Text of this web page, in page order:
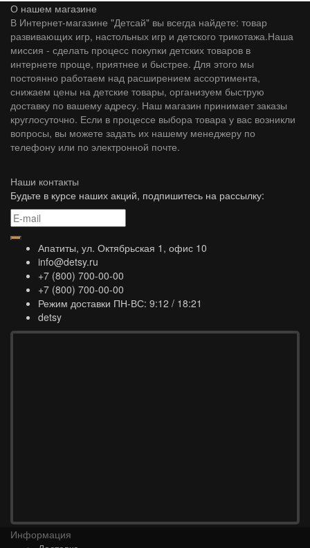
О нашем магазине
В Интернет-магазине "Детсай" вы всегда найдете: товар
развивающих игр, настольных игр и детского трикотажа.Наша
миссия - сделать процесс покупки детских товаров в
интернете проще, приятнее и быстрее. Для этого мы
постоянно работаем над расширением ассортимента,
снижаем цены на детские товары, организуем быструю
доставку по вашему адресу. Наш магазин принимает заказы
круглосуточно. Если в процессе выбора товара у вас возникли
вопросы, вы можете задать их нашему менеджеру по
телефону или по электронной почте.
Наши контакты
Будьте в курсе наших акций, подпишитесь на рассылку:
Апатиты, ул. Октябрьская 1, офис 10
info@detsy.ru
+7 (800) 700-00-00
+7 (800) 700-00-00
Режим доставки ПН-ВС: 9:12 / 18:21
detsy
Информация